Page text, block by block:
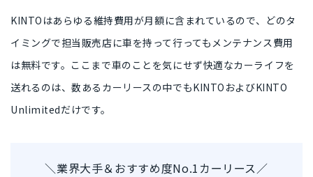
KINTOはあらゆる維持費用が月額に含まれているので、どのタ
イミングで担当販売店に車を持って行っても メンテナンス費用
は無料です。ここまで車のことを気にせず快適なカーライフを
送れるのは、数あるカーリースの中でもKINTOおよびKINTO
Unlimitedだけです。
＼業界大手＆おすすめ度No.1カーリース／